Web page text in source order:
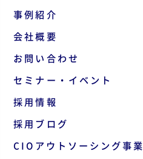
事例紹介
会社概要
お問い合わせ
セミナー・イベント
採用情報
採用ブログ
CIOアウトソーシング事業